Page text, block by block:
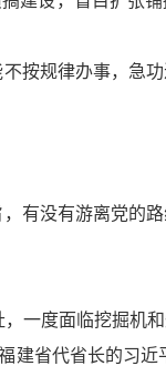
按规律办事，急
有没有游离党的
一度面临挖掘机和
建省代省长的习近